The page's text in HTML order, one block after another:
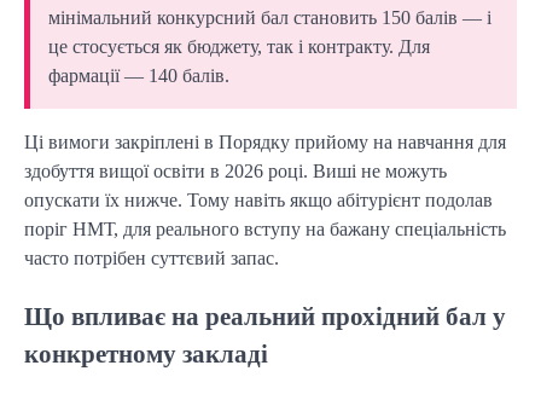
мінімальний конкурсний бал становить 150 балів — і
це стосується як бюджету, так і контракту. Для
фармації — 140 балів.
Ці вимоги закріплені в Порядку прийому на навчання для
здобуття вищої освіти в 2026 році. Виші не можуть
опускати їх нижче. Тому навіть якщо абітурієнт подолав
поріг НМТ, для реального вступу на бажану спеціальність
часто потрібен суттєвий запас.
Що впливає на реальний прохідний бал у
конкретному закладі